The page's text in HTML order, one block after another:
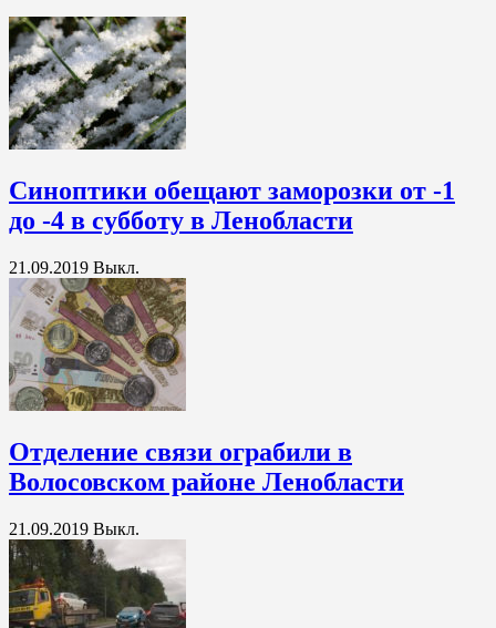
Синоптики обещают заморозки от -1
до -4 в субботу в Ленобласти
21.09.2019 Выкл.
Отделение связи ограбили в
Волосовском районе Ленобласти
21.09.2019 Выкл.